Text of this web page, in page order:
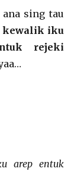
ana sing tau
kewalik iku
rejeki
arep entuk